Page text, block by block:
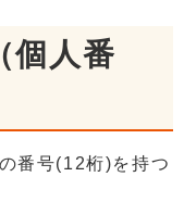
個人番
番号(12桁)を持つ